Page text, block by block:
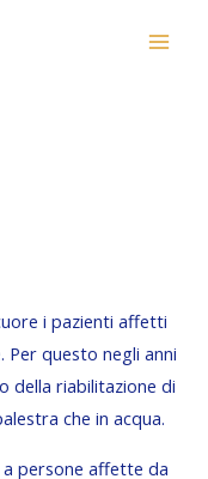
i pazienti affetti
questo negli anni
della riabilitazione di
che in acqua.
persone affette da